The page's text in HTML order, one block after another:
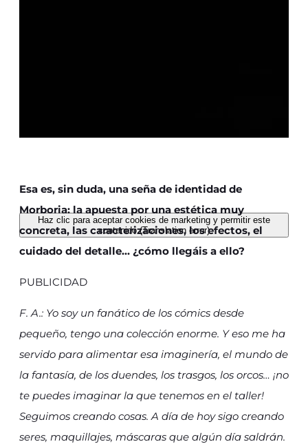
Haz clic para aceptar cookies de marketing y permitir este
contenido (Translation error)
Esa es, sin duda, una seña de identidad de
Morboria: la apuesta por una estética muy
concreta, las caracterizaciones, los efectos, el
cuidado del detalle… ¿cómo llegáis a ello?
PUBLICIDAD
F. A.: Yo soy un fanático de los cómics desde
pequeño, tengo una colección enorme. Y eso me ha
servido para alimentar esa imaginería, el mundo de
la fantasía, de los duendes, los trasgos, los orcos… ¡no
te puedes imaginar la que tenemos en el taller!
Seguimos creando cosas. A día de hoy sigo creando
seres, maquillajes, máscaras que algún día saldrán.